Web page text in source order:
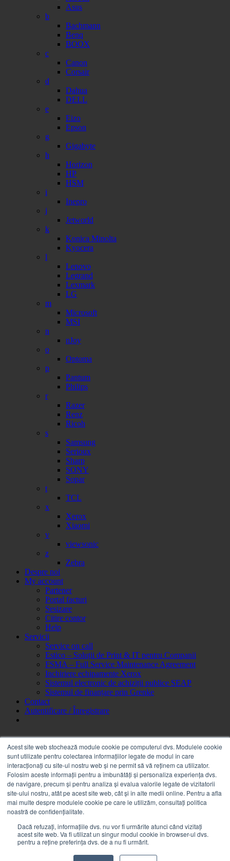
Acest site web stochează module cookie pe computerul dvs. Modulele cookie
sunt utilizate pentru colectarea informațiilor legate de modul în care
interacționați cu site-ul nostru web și ne permit să vă reținem ca utilizator.
Folosim aceste informații pentru a îmbunătăți și personaliza experiența dvs.
de navigare, precum și pentru analiza și evalua valorile legate de vizitatorii
site-ului nostru, atât pe acest site web, cât și în alte medii online. Pentru a afla
mai multe despre modulele cookie pe care le utilizăm, consultați politica
noastră de confidențialitate.
Dacă refuzați, informațiile dvs. nu vor fi urmărite atunci când vizitați
acest site web. Va fi utilizat un singur modul cookie în browser-ul dvs.
pentru a reține preferința dvs. de a nu fi urmărit.
Asus
b
Bachmann
Benq
BOOX
c
Canon
Corsair
d
Dahua
DELL
e
Eizo
Epson
g
Gigabyte
h
Horizon
HP
HSM
i
Inepro
j
Jetworld
k
Konica Minolta
Kyocera
l
Lenovo
Legrand
Lexmark
LG
m
Microsoft
MSI
n
nJoy
o
Optoma
p
Pantum
Philips
r
Razer
Renz
Ricoh
s
Samsung
Serioux
Sharp
SONY
Sopar
t
TCL
x
Xerox
Xiaomi
v
viewsonic
z
Zebra
Despre noi
My account
Partener
Portal facturi
Sesizare
Citire contor
Help
Servicii
Service on call
Estico – Soluții de Print & IT pentru Companii
FSMA – Full Service Maintenance Agreement
Inchiriere echipamente Xerox
Sistemul electronic de achiziții publice SEAP
Sistemul de finanțare prin Grenke
Contact
Autentificare / Înregistrare
036K92130 RIGHT COUNTERBALANCE XEROX
VERSALINK B7025, B7030, B7035
Cantitate 036K92130 RIGHT COUNTERBALANCE
XEROX VERSALINK B7025, B7030, B7035